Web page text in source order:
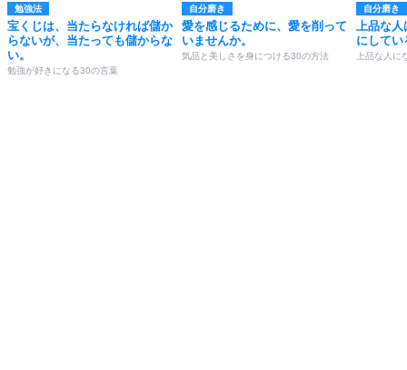
勉強法
宝くじは、当たらなければ儲か
らないが、当たっても儲からな
い。
勉強が好きになる30の言葉
自分磨き
愛を感じるために、愛を削って
いませんか。
気品と美しさを身につける30の方法
自分磨き
上品な人
にしてい
上品な人に